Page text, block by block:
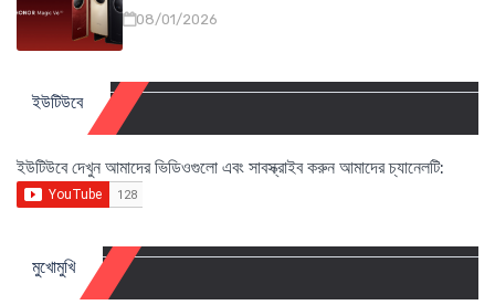
08/01/2026
ইউটিউবে
ইউটিউবে দেখুন আমাদের ভিডিওগুলো এবং সাবস্ক্রাইব করুন আমাদের চ্যানেলটি:
মুখোমুখি